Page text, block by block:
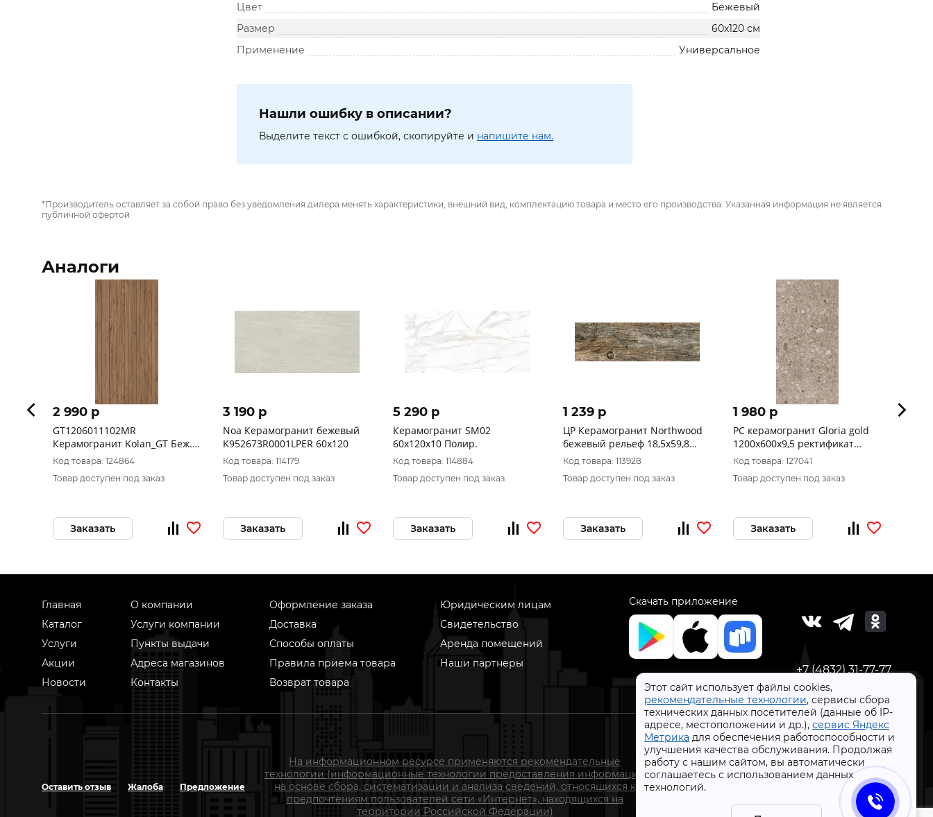
Этот сайт использует файлы cookies,
рекомендательные технологии, сервисы сбора
технических данных посетителей (данные об IP-
адресе, местоположении и др.), сервис Яндекс
Метрика для обеспечения работоспособности и
улучшения качества обслуживания. Продолжая
работу с нашим сайтом, вы автоматически
соглашаетесь с использованием данных
технологий.
Цвет
Бежевый
Размер
60х120 см
Применение
Универсальное
Нашли ошибку в описании?
Выделите текст с ошибкой, скопируйте и напишите нам.
*Производитель оставляет за собой право без уведомления дилера менять характеристики, внешний вид, комплектацию товара и место его производства. Указанная информация не является
публичной офертой
Аналоги
2 990 p
GT1206011102MR
Керамогранит Kolan_GT Беж.
60x120 _ 1\46,08
Код товара: 124864
Товар доступен под заказ
Заказать
3 190 p
Noa Керамогранит бежевый
K952673R0001LPER 60х120
Код товара: 114179
Товар доступен под заказ
Заказать
5 290 p
Керамогранит SM02
60x120x10 Полир.
Код товара: 114884
Товар доступен под заказ
Заказать
1 239 p
ЦР Керамогранит Northwood
бежевый рельеф 18,5x59,8
1сорт
Код товара: 113928
Товар доступен под заказ
Заказать
1 980 p
PC керамогранит Gloria gold
1200х600х9,5 ректификат
матовый
Код товара: 127041
Товар доступен под заказ
Заказать
1
Главная
Каталог
Услуги
Акции
Новости
О компании
Услуги компании
Пункты выдачи
Адреса магазинов
Контакты
Оформление заказа
Доставка
Способы оплаты
Правила приема товара
Возврат товара
Юридическим лицам
Свидетельство
Аренда помещений
Наши партнеры
Скачать приложение
+7 (4832) 31-77-77
Оставить отзыв Жалоба Предложение
На информационном ресурсе применяются рекомендательные
технологии (информационные технологии предоставления информации
на основе сбора, систематизации и анализа сведений, относящихся к
предпочтениям пользователей сети «Интернет», находящихся на
территории Российской Федерации)
СтройлоН 1998-2026 г.
Публичная оферта
Обработка персональных данных
Политика конфиденциальности сервисов Яндекс